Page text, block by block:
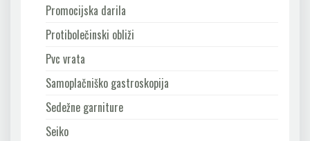
Promocijska darila
Protibolečinski obliži
Pvc vrata
Samoplačniško gastroskopija
Sedežne garniture
Seiko